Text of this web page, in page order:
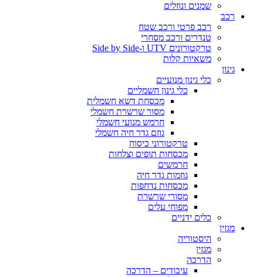
שמנים ונוזלים
רכב
רכב פרטי ורכב שטח
טנדרים ורכב מסחרי
טרקטורונים UTV ו-Side by Side
משאיות קלות
גינון
כלי גינון מנועיים
כלי גינון חשמליים
מכסחת דשא חשמלית
מסור שרשרת חשמלי
חרמש מנועי חשמלי
גוזם גדר חיה חשמלי
טרקטורוני כיסוח
מכסחות תופים וצלחות
חרמשים
גוזמות גדר חיה
מכסחות נדחפות
מסורי שרשרת
מפוחי עלים
כלים ידניים
מגזין
היסטוריה
מגזין
הדרכה
עיבודים – הדרכה